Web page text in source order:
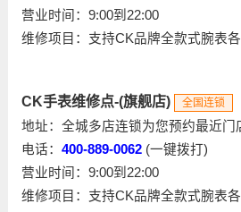
营业时间：9:00到22:00
维修项目：支持CK品牌全款式腕表
CK手表维修点-(旗舰店) 全国连锁
地址：全城多店连锁为您预约最近门
电话： 400-889-0062(一键拨打)
营业时间：9:00到22:00
维修项目：支持CK品牌全款式腕表